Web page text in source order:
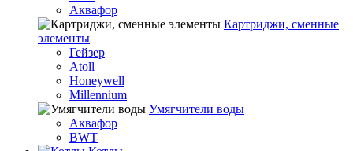
Аквафор
Картриджи, сменные
элементы
Гейзер
Atoll
Honeywell
Millennium
Умягчители воды
Аквафор
BWT